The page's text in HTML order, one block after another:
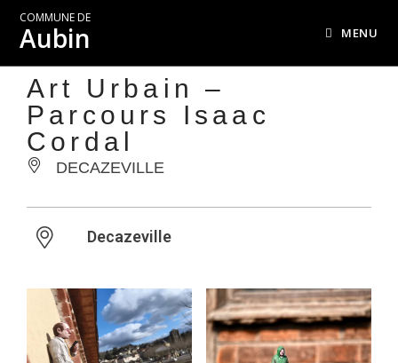
COMMUNE DE
Aubin MENU
Art Urbain –
Parcours Isaac
Cordal
DECAZEVILLE
Decazeville